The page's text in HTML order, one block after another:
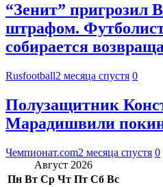
“Зенит” пригрозил
штрафом.
собирается
Rusfootball2 месяца спустя 0
Полузащитник
Марадишвили
Чемпионат.com2 месяца спустя 0
Август 2026
Пн Вт Ср Чт Пт Сб Вс